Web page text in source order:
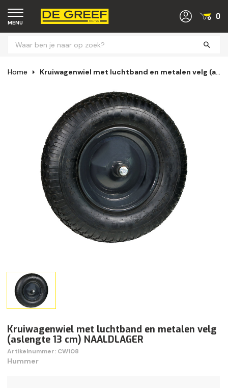
MENU
0
Home Kruiwagenwiel met luchtband en metalen velg (aslengte 13 cm) NAALDLAGER
Kruiwagenwiel met luchtband en metalen velg
(aslengte 13 cm) NAALDLAGER
Artikelnummer: CW108
Hummer